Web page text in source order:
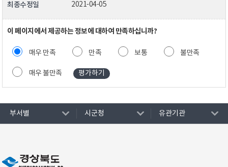
최종수정일 2021-04-05
이 페이지에서 제공하는 정보에 대하여 만족하십니까?
매우 만족 만족 보통 불만족
매우 불만족
부서별 시군청 유관기관